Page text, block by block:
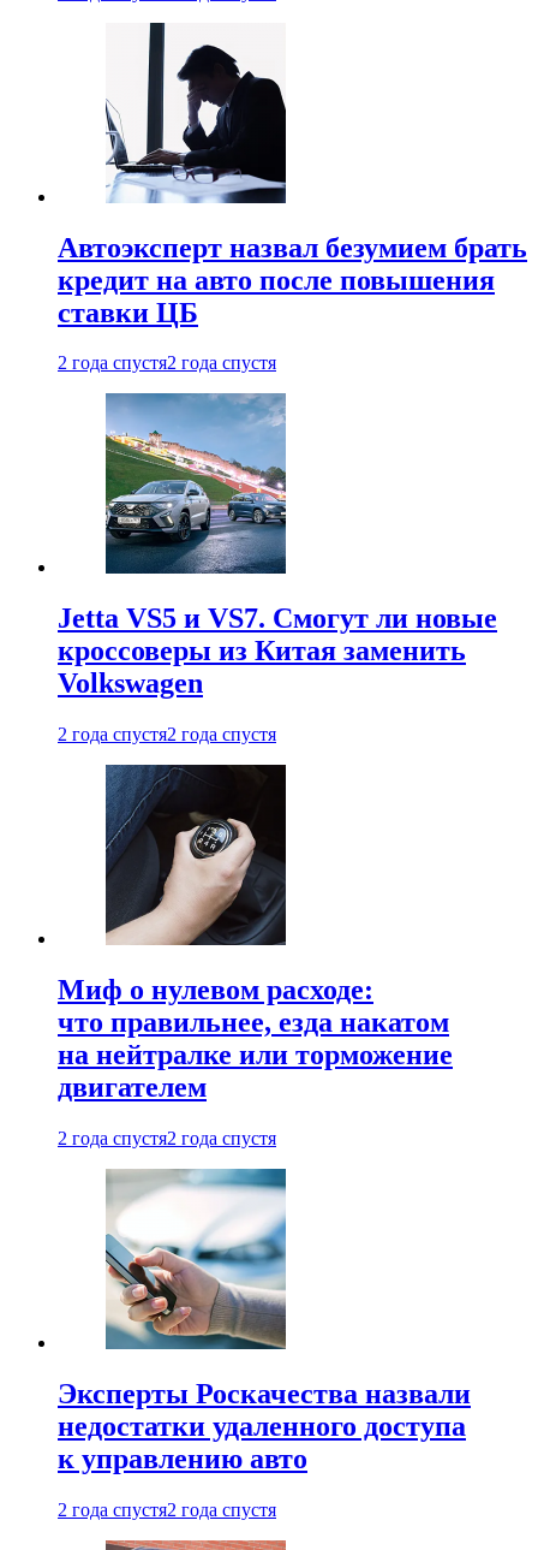
Автоэксперт назвал безумием брать
кредит на авто после повышения
ставки ЦБ
2 года спустя2 года спустя
Jetta VS5 и VS7. Смогут ли новые
кроссоверы из Китая заменить
Volkswagen
2 года спустя2 года спустя
Миф о нулевом расходе:
что правильнее, езда накатом
на нейтралке или торможение
двигателем
2 года спустя2 года спустя
Эксперты Роскачества назвали
недостатки удаленного доступа
к управлению авто
2 года спустя2 года спустя